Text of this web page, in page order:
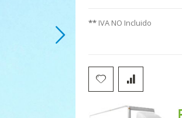
** IVA NO Incluido